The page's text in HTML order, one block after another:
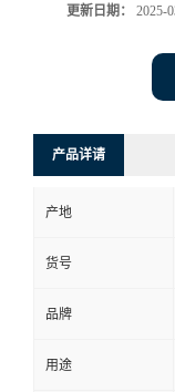
更新日期： 2025-
产品详请
产地
货号
品牌
用途